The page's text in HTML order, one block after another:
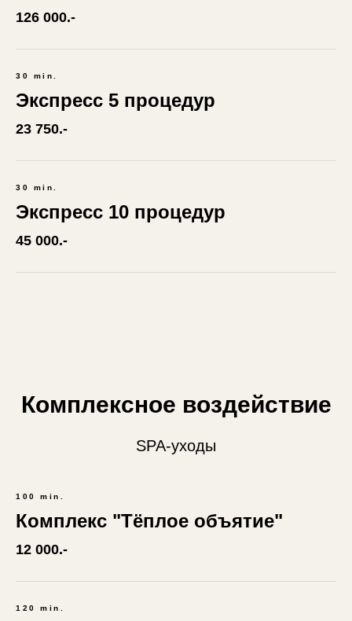
126 000.-
30 min.
Экспресс 5 процедур
23 750.-
30 min.
Экспресс 10 процедур
45 000.-
Комплексное воздействие
SPA-уходы
100 min.
Комплекс "Тёплое объятие"
12 000.-
120 min.